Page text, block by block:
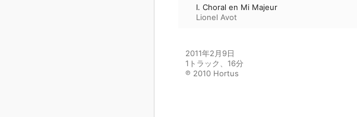
I. Choral en Mi Majeur
Lionel Avot
2011年2月9日
1トラック、16分
℗ 2010 Hortus